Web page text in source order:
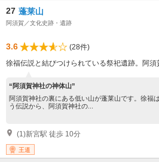
27 蓬莱山
阿須賀／文化史跡・遺跡
3.6
(28件)
徐福伝説と結びつけられている祭祀遺跡。阿
“阿須賀神社の神体山”
阿須賀神社の裏にある低い山が蓬莱山です。徐福
う伝説から、阿須賀神社の...
(1)新宮駅 徒歩 10分
王道